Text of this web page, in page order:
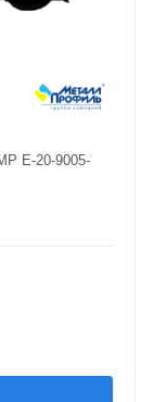
E-20-9005-